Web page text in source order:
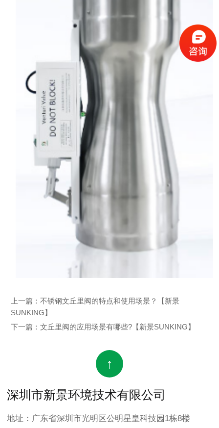
上一篇： 不锈钢文丘里阀的特点和使用场景？【新景
SUNKING】
下一篇： 文丘里阀的应用场景有哪些?【新景SUNKING】
↑
深圳市新景环境技术有限公司
地址：广东省深圳市光明区公明星皇科技园1栋8楼